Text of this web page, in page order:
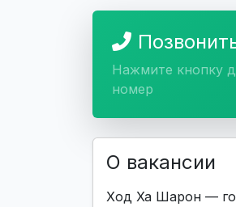
Нажмите кнопку
номер
О вакансии
Ход Ха Шарон —